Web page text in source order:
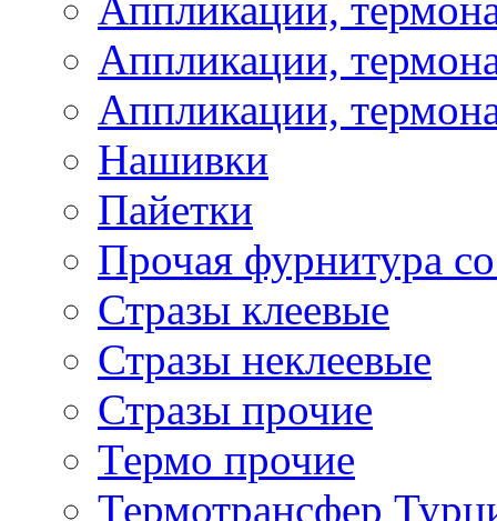
Аппликации,
Аппликации,
Нашивки
Пайетки
Прочая фурнитура
Стразы клеевые
Стразы неклеевые
Стразы прочие
Термо прочие
Термотрансфер